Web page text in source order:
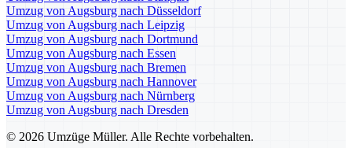
Umzug von Augsburg nach Düsseldorf
Umzug von Augsburg nach Leipzig
Umzug von Augsburg nach Dortmund
Umzug von Augsburg nach Essen
Umzug von Augsburg nach Bremen
Umzug von Augsburg nach Hannover
Umzug von Augsburg nach Nürnberg
Umzug von Augsburg nach Dresden
© 2026 Umzüge Müller. Alle Rechte vorbehalten.